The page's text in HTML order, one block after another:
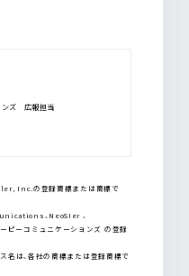
ンズ 広報担当
Inc.の登録商標または商標で
、NeoSIer 、
ピーコミュニケーションズ の登録
名は、各社の商標または登録商標で